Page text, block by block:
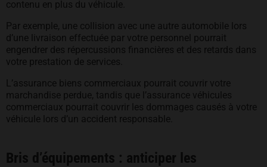
contenu en plus du véhicule.
Par exemple, une collision avec une autre automobile lors
d’une livraison effectuée par votre personnel pourrait
engendrer des répercussions financières et des retards dans
votre prestation de services.
L’assurance biens commerciaux pourrait couvrir votre
marchandise perdue, tandis que l’assurance véhicules
commerciaux pourrait couvrir les dommages causés à votre
véhicule lors d’un accident responsable.
Bris d’équipements : anticiper les